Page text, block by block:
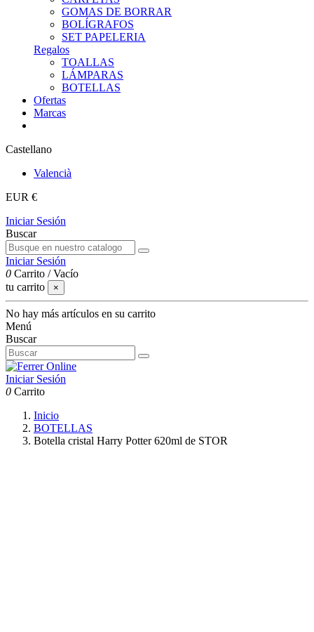
GOMAS DE BORRAR
BOLÍGRAFOS
SET PAPELERIA
Regalos
TOALLAS
LÁMPARAS
BOTELLAS
Ofertas
Marcas
Castellano
Valencià
EUR €
Iniciar Sesión
Buscar
Iniciar Sesión
0 Carrito /Vacío
tu carrito
×
No hay más artículos en su carrito
Menú
Buscar
Iniciar Sesión
0 Carrito
Inicio
BOTELLAS
Botella cristal Harry Potter 620ml de STOR